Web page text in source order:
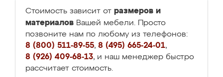
Стоимость зависит от размеров и
материалов Вашей мебели. Просто
позвоните нам по любому из телефонов:
8 (800) 511-89-55, 8 (495) 665-24-01,
8 (926) 409-68-13, и наш менеджер быстро
рассчитает стоимость.